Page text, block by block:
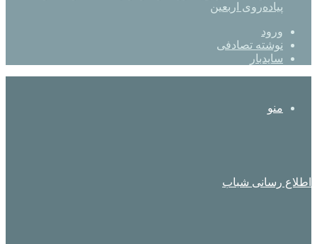
پیاده‌روی اربعین
ورود
نوشته تصادفی
سایدبار
منو
اطلاع رسانی شباب